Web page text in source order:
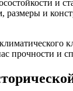
и
и
прочности и